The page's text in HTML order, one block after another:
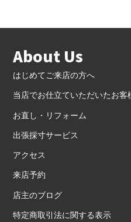
About Us
はじめてご来店の方へ
当店でお仕立ていただいたお客
お直し・リフォーム
出張採寸サービス
アクセス
来店予約
店主のブログ
特定商取引法に関する表示